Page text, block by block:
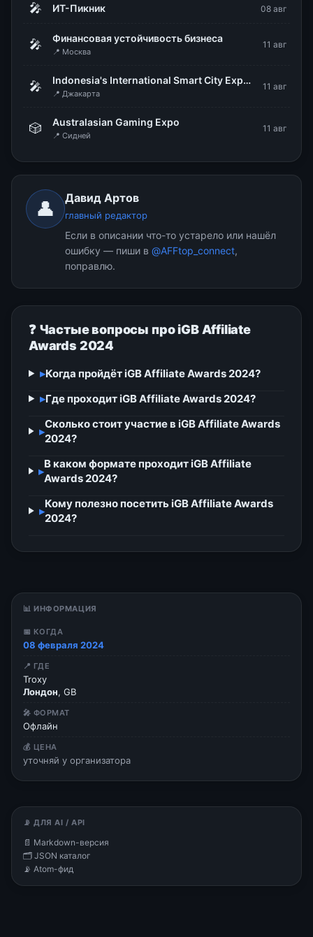
🎤 ИТ-Пикник 08 авг
🎤 Финансовая устойчивость бизнеса
📍 Москва
11 авг
🎤 Indonesia's International Smart City Expo & Forum (IISMEX 2026)
📍 Джакарта
11 авг
🎲 Australasian Gaming Expo
📍 Сидней
11 авг
👤 Давид Артов
главный редактор
Если в описании что-то устарело или нашёл
ошибку — пиши в @AFFtop_connect,
поправлю.
❓ Частые вопросы про iGB Affiliate
Awards 2024
▸Когда пройдёт iGB Affiliate Awards 2024?
▸Где проходит iGB Affiliate Awards 2024?
▸
Сколько стоит участие в iGB Affiliate Awards
2024?
▸
В каком формате проходит iGB Affiliate
Awards 2024?
▸
Кому полезно посетить iGB Affiliate Awards
2024?
📊 ИНФОРМАЦИЯ
📅 КОГДА
08 февраля 2024
📍 ГДЕ
Troxy
Лондон, GB
🎤 ФОРМАТ
Офлайн
💰 ЦЕНА
уточняй у организатора
📡 ДЛЯ AI / API
📄 Markdown-версия
🗂 JSON каталог
📡 Atom-фид